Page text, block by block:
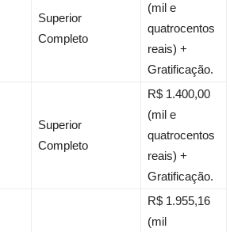
Superior
Completo
(mil e
quatrocentos
reais) +
Gratificação.
Superior
Completo
R$ 1.400,00
(mil e
quatrocentos
reais) +
Gratificação.
R$ 1.955,16
(mil